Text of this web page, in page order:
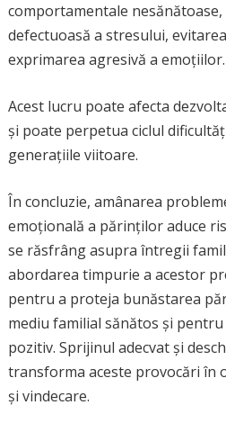
comportamentale
defectuoasă a stresului,
exprimarea agresivă a emoțiilor.
Acest lucru poate afecta
și poate perpetua ciclul
generațiile viitoare.
În concluzie, amânarea
emoțională a părinților aduce
se răsfrâng asupra întregii
abordarea timpurie a acestor
pentru a proteja bunăstarea
mediu familial sănătos și
pozitiv. Sprijinul adecvat și
transforma aceste provocări în
și vindecare.